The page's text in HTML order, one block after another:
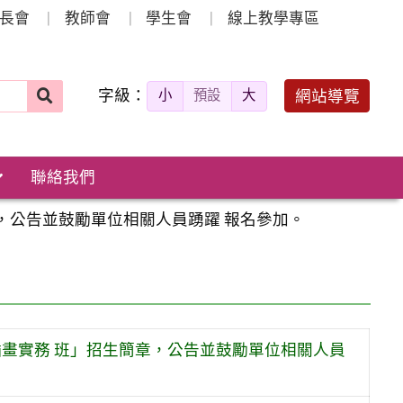
會 教師會 學生會 線上教學專區
字級： 小 預設 大 網站導覽
聯絡我們
告並鼓勵單位相關人員踴躍 報名參加。
實務 班」招生簡章，公告並鼓勵單位相關人員